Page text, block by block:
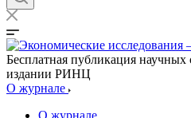
Бесплатная публикация научных
издании РИНЦ
О журнале
О журнале